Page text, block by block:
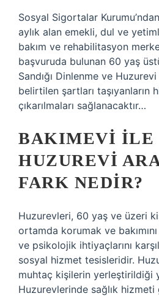
Sosyal Sigortalar
aylık alan emekli, dul ve
bakım ve rehabilitasyon
başvuruda bulunan 60 yaş
Sandığı Dinlenme ve
belirtilen şartları taşıyanların
çıkarılmaları sağlanacaktır…
BAKIMEVI ILE
HUZUREVI
FARK NEDIR?
Huzurevleri, 60 yaş ve üzeri
ortamda korumak ve
ve psikolojik ihtiyaçlarını
sosyal hizmet tesisleridir.
muhtaç kişilerin yerleştirildiği
Huzurevlerinde sağlık